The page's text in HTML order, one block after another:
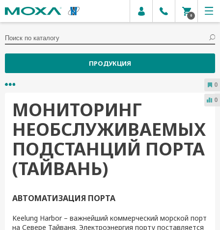
0
ПРОДУКЦИЯ
МОНИТОРИНГ
НЕОБСЛУЖИВАЕМЫХ
ПОДСТАНЦИЙ ПОРТА
(ТАЙВАНЬ)
АВТОМАТИЗАЦИЯ ПОРТА
Keelung Harbor – важнейший коммерческий морской порт
на Севере Тайваня. Электроэнергия порту поставляется
0
0